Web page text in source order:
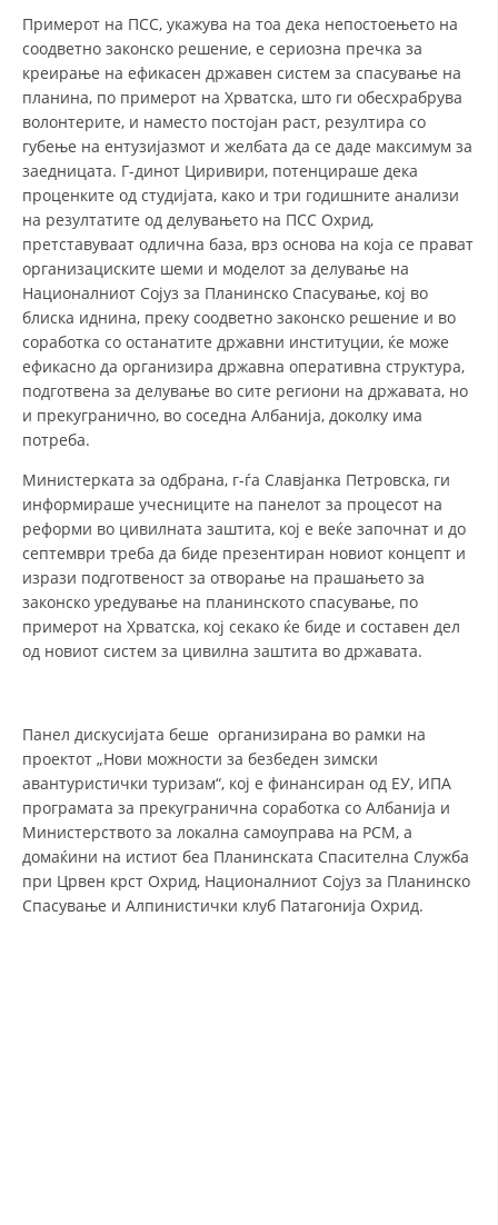
Примерот на ПСС, укажува на тоа дека непостоењето на
соодветно законско решение, е сериозна пречка за
креирање на ефикасен државен систем за спасување на
планина, по примерот на Хрватска, што ги обесхрабрува
волонтерите, и наместо постојан раст, резултира со
губење на ентузијазмот и желбата да се даде максимум за
заедницата. Г-динот Циривири, потенцираше дека
проценките од студијата, како и три годишните анализи
на резултатите од делувањето на ПСС Охрид,
претставуваат одлична база, врз основа на која се прават
организациските шеми и моделот за делување на
Националниот Сојуз за Планинско Спасување, кој во
блиска иднина, преку соодветно законско решение и во
соработка со останатите државни институции, ќе може
ефикасно да организира државна оперативна структура,
подготвена за делување во сите региони на државата, но
и прекугранично, во соседна Албанија, доколку има
потреба.
Министерката за одбрана, г-ѓа Славјанка Петровска, ги
информираше учесниците на панелот за процесот на
реформи во цивилната заштита, кој е веќе започнат и до
септември треба да биде презентиран новиот концепт и
изрази подготвеност за отворање на прашањето за
законско уредување на планинското спасување, по
примерот на Хрватска, кој секако ќе биде и составен дел
од новиот систем за цивилна заштита во државата.
Панел дискусијата беше организирана во рамки на
проектот „Нови можности за безбеден зимски
авантуристички туризам“, кој е финансиран од ЕУ, ИПА
програмата за прекугранична соработка со Албанија и
Министерството за локална самоуправа на РСМ, а
домаќини на истиот беа Планинската Спасителна Служба
при Црвен крст Охрид, Националниот Сојуз за Планинско
Спасување и Алпинистички клуб Патагонија Охрид.